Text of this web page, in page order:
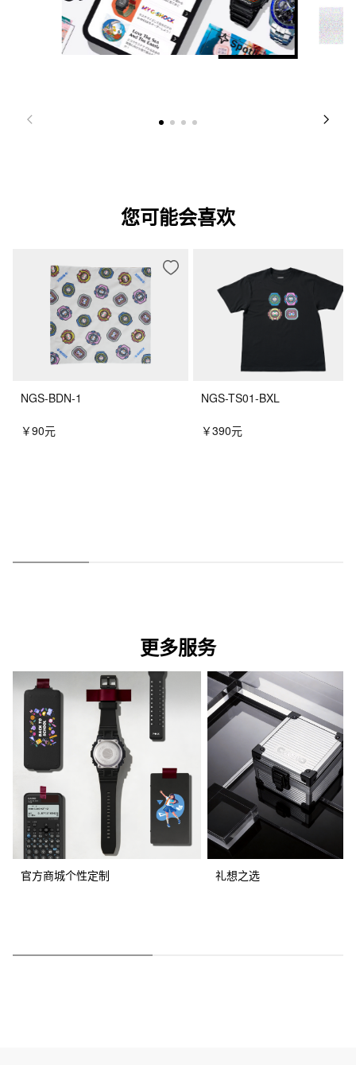
您可能会喜欢
NGS-BDN-1
￥90元
NGS-TS01-BXL
￥390元
更多服务
官方商城个性定制 礼想之选